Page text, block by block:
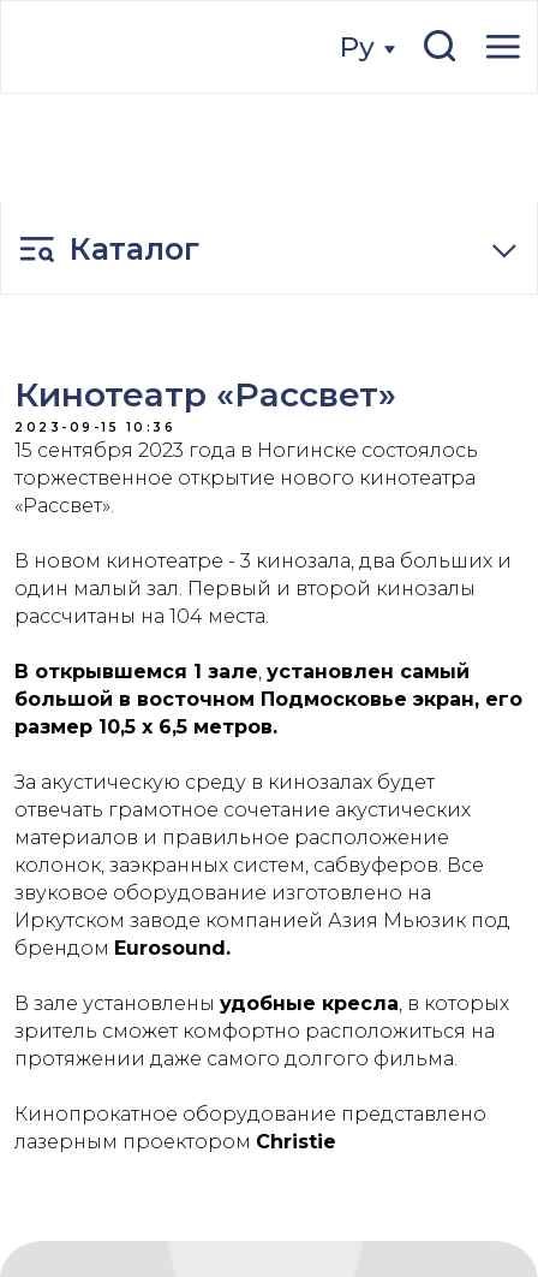
Кинотеатр «Рассвет»
2023-09-15 10:36
15 сентября 2023 года в Ногинске состоялось
торжественное открытие нового кинотеатра
«Рассвет».
В новом кинотеатре - 3 кинозала, два больших и
один малый зал. Первый и второй кинозалы
рассчитаны на 104 места.
В открывшемся 1 зале, установлен самый
большой в восточном Подмосковье экран, его
размер 10,5 х 6,5 метров.
За акустическую среду в кинозалах будет
отвечать грамотное сочетание акустических
материалов и правильное расположение
колонок, заэкранных систем, сабвуферов. Все
звуковое оборудование изготовлено на
Иркутском заводе компанией Азия Мьюзик под
брендом Eurosound.
В зале установлены удобные кресла, в которых
зритель сможет комфортно расположиться на
протяжении даже самого долгого фильма.
Кинопрокатное оборудование представлено
лазерным проектором Christie
Оставить заявку
время и ответим на все
интересующие вопросы.